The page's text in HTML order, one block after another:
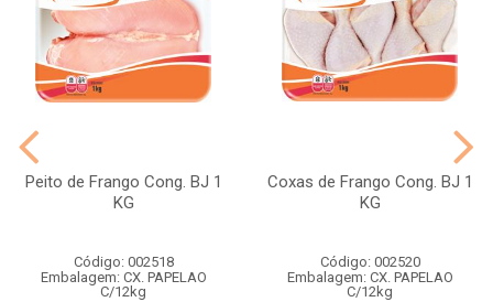
Peito de Frango Cong. BJ 1
KG
Código: 002518
Embalagem: CX. PAPELAO
C/12kg
Coxas de Frango Cong. BJ 1
KG
Código: 002520
Embalagem: CX. PAPELAO
C/12kg